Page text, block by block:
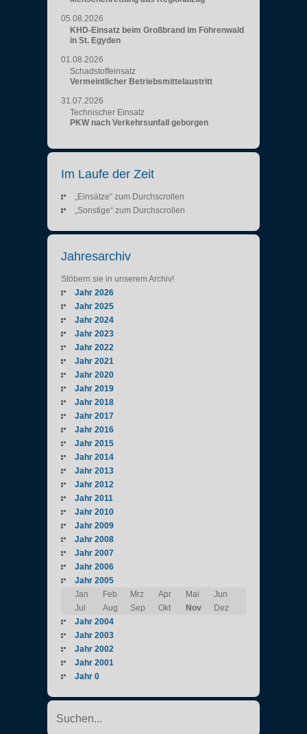
05.08.2026
KHD-Einsatz beim Großbrand im Föhrenwald
in St. Egyden
01.08.2026
Schadstoffeinsatz
Vermeintlicher Betriebsmittelaustritt
31.07.2026
Technischer Einsatz
PKW nach Verkehrsunfall geborgen
Im Laufe der Zeit
„Einsätze“ zum Durchscrollen
„Sonstige“ zum Durchscrollen
Jahresarchiv
Stöbern sie in unserem Archiv!
Jahr 2026
Jahr 2025
Jahr 2024
Jahr 2023
Jahr 2022
Jahr 2021
Jahr 2020
Jahr 2019
Jahr 2018
Jahr 2017
Jahr 2016
Jahr 2015
Jahr 2014
Jahr 2013
Jahr 2012
Jahr 2011
Jahr 2010
Jahr 2009
Jahr 2008
Jahr 2007
Jahr 2006
Jahr 2005
Jan
Feb Mrz Apr Mai
Jun
Jul
Aug Sep Okt Nov
Dez
Jahr 2004
Jahr 2003
Jahr 2002
Jahr 2001
Jahr 0